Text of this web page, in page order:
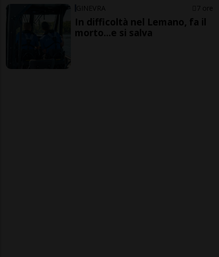
GINEVRA 7 ore
In difficoltà nel Lemano, fa il
morto...e si salva